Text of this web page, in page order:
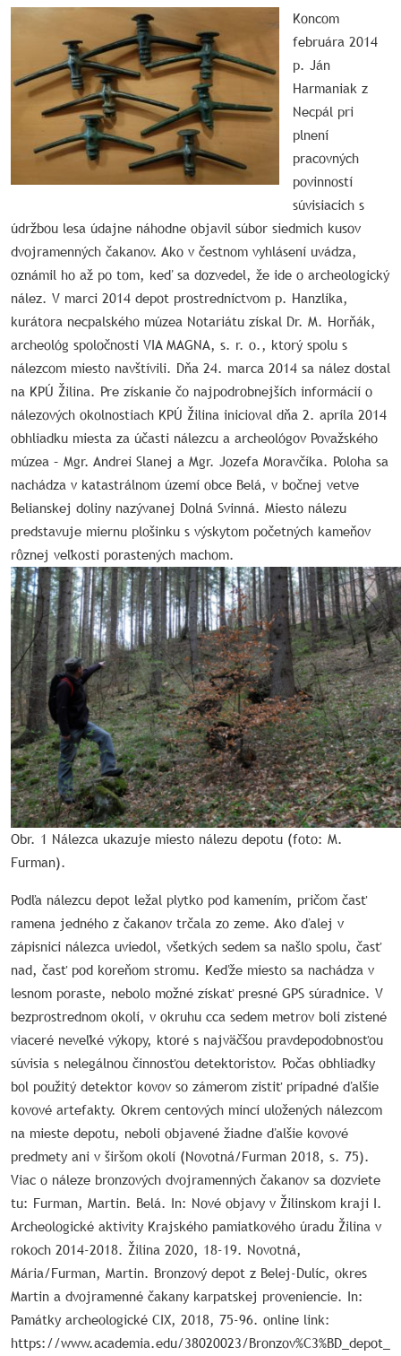
Koncom
februára 2014
p. Ján
Harmaniak z
Necpál pri
plnení
pracovných
povinností
súvisiacich s
údržbou lesa údajne náhodne objavil súbor siedmich kusov
dvojramenných čakanov. Ako v čestnom vyhlásení uvádza,
oznámil ho až po tom, keď sa dozvedel, že ide o archeologický
nález. V marci 2014 depot prostredníctvom p. Hanzlíka,
kurátora necpalského múzea Notariátu získal Dr. M. Horňák,
archeológ spoločnosti VIA MAGNA, s. r. o., ktorý spolu s
nálezcom miesto navštívili. Dňa 24. marca 2014 sa nález dostal
na KPÚ Žilina. Pre získanie čo najpodrobnejších informácií o
nálezových okolnostiach KPÚ Žilina inicioval dňa 2. apríla 2014
obhliadku miesta za účasti nálezcu a archeológov Považského
múzea – Mgr. Andrei Slanej a Mgr. Jozefa Moravčíka. Poloha sa
nachádza v katastrálnom území obce Belá, v bočnej vetve
Belianskej doliny nazývanej Dolná Svinná. Miesto nálezu
predstavuje miernu plošinku s výskytom početných kameňov
rôznej veľkosti porastených machom.
Obr. 1 Nálezca ukazuje miesto nálezu depotu (foto: M.
Furman).
Podľa nálezcu depot ležal plytko pod kamením, pričom časť
ramena jedného z čakanov trčala zo zeme. Ako ďalej v
zápisnici nálezca uviedol, všetkých sedem sa našlo spolu, časť
nad, časť pod koreňom stromu. Keďže miesto sa nachádza v
lesnom poraste, nebolo možné získať presné GPS súradnice. V
bezprostrednom okolí, v okruhu cca sedem metrov boli zistené
viaceré neveľké výkopy, ktoré s najväčšou pravdepodobnosťou
súvisia s nelegálnou činnosťou detektoristov. Počas obhliadky
bol použitý detektor kovov so zámerom zistiť prípadné ďalšie
kovové artefakty. Okrem centových mincí uložených nálezcom
na mieste depotu, neboli objavené žiadne ďalšie kovové
predmety ani v širšom okolí (Novotná/Furman 2018, s. 75).
Viac o náleze bronzových dvojramenných čakanov sa dozviete
tu: Furman, Martin. Belá. In: Nové objavy v Žilinskom kraji I.
Archeologické aktivity Krajského pamiatkového úradu Žilina v
rokoch 2014-2018. Žilina 2020, 18-19. Novotná,
Mária/Furman, Martin. Bronzový depot z Belej-Dulíc, okres
Martin a dvojramenné čakany karpatskej proveniencie. In:
Památky archeologické CIX, 2018, 75-96. online link:
https://www.academia.edu/38020023/Bronzov%C3%BD_depot_